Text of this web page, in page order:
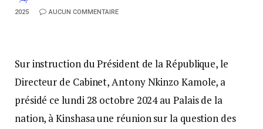
2025 AUCUN COMMENTAIRE
Sur instruction du Président de la République, le
Directeur de Cabinet, Antony Nkinzo Kamole, a
présidé ce lundi 28 octobre 2024 au Palais de la
nation, à Kinshasa une réunion sur la question des